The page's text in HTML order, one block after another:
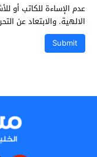
عدم الإساءة للكاتب أو
الالهية. والابتعاد عن